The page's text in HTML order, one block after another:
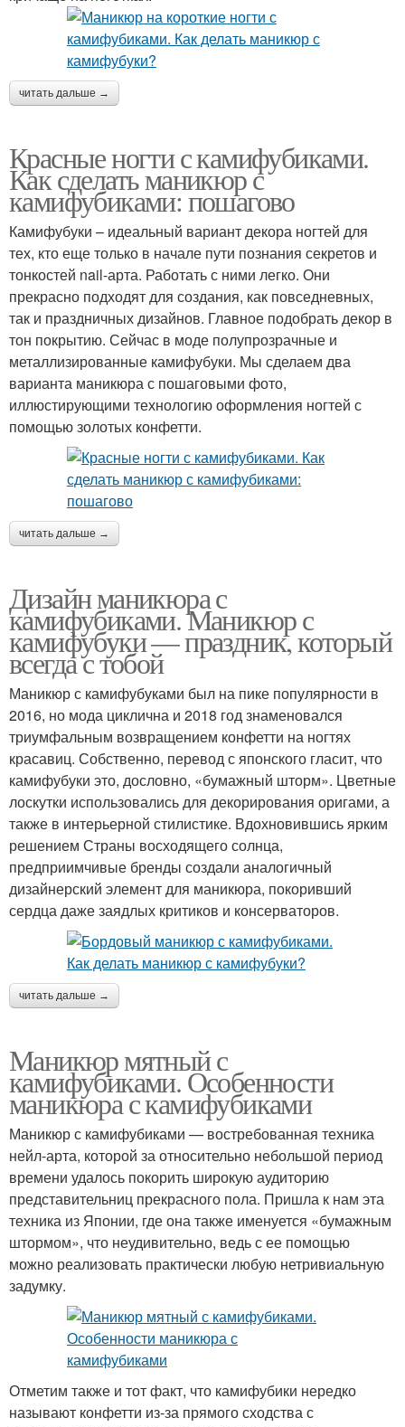
читать дальше →
Красные ногти с камифубиками.
Как сделать маникюр с
камифубиками: пошагово
Камифубуки – идеальный вариант декора ногтей для
тех, кто еще только в начале пути познания секретов и
тонкостей nail-арта. Работать с ними легко. Они
прекрасно подходят для создания, как повседневных,
так и праздничных дизайнов. Главное подобрать декор в
тон покрытию. Сейчас в моде полупрозрачные и
металлизированные камифубуки. Мы сделаем два
варианта маникюра с пошаговыми фото,
иллюстирующими технологию оформления ногтей с
помощью золотых конфетти.
читать дальше →
Дизайн маникюра с
камифубиками. Маникюр с
камифубуки — праздник, который
всегда с тобой
Маникюр с камифубуками был на пике популярности в
2016, но мода циклична и 2018 год знаменовался
триумфальным возвращением конфетти на ногтях
красавиц. Собственно, перевод с японского гласит, что
камифубуки это, дословно, «бумажный шторм». Цветные
лоскутки использовались для декорирования оригами, а
также в интерьерной стилистике. Вдохновившись ярким
решением Страны восходящего солнца,
предприимчивые бренды создали аналогичный
дизайнерский элемент для маникюра, покоривший
сердца даже заядлых критиков и консерваторов.
читать дальше →
Маникюр мятный с
камифубиками. Особенности
маникюра с камифубиками
Маникюр с камифубиками — востребованная техника
нейл-арта, которой за относительно небольшой период
времени удалось покорить широкую аудиторию
представительниц прекрасного пола. Пришла к нам эта
техника из Японии, где она также именуется «бумажным
штормом», что неудивительно, ведь с ее помощью
можно реализовать практически любую нетривиальную
задумку.
Отметим также и тот факт, что камифубики нередко
называют конфетти из-за прямого сходства с